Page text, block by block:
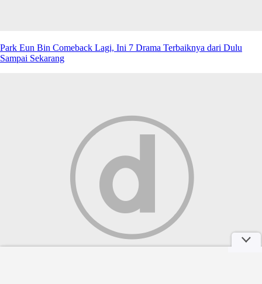
Park Eun Bin Comeback Lagi, Ini 7 Drama Terbaiknya dari Dulu
Sampai Sekarang